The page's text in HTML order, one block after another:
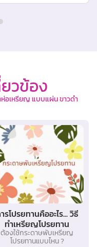
วข้อง
อเหรียญ แบบแผ่น ขาวดำ
รโปรยทานคืออะไร... วิธี
ทำเหรียญโปรยทาน
ต้องใช้กระดาษพับเหรียญ
โปรยทานแบบไหน ?